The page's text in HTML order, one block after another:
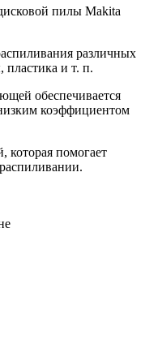
пилы Makita
различных
и т. п.
обеспечивается
коэффициентом
помогает